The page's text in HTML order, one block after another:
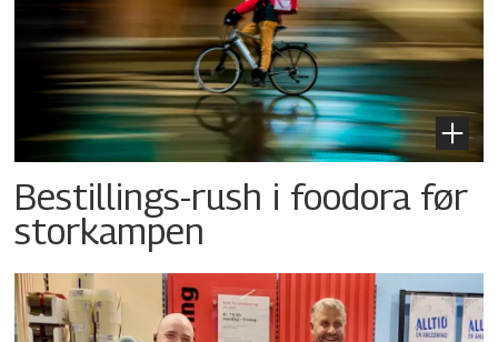
Bestillings-rush i foodora før
storkampen